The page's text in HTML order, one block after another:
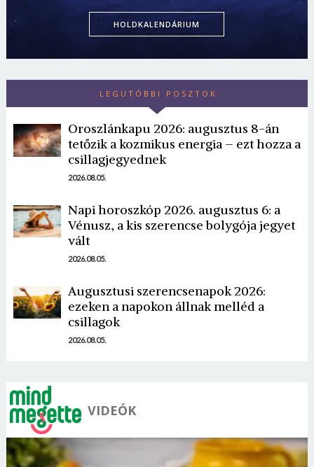
HOLDKALENDÁRIUM
LEGUTÓBBI POSZTOK
Oroszlánkapu 2026: augusztus 8-án
tetőzik a kozmikus energia – ezt hozza a
csillagjegyednek
2026.08.05.
Napi horoszkóp 2026. augusztus 6: a
Vénusz, a kis szerencse bolygója jegyet
vált
2026.08.05.
Augusztusi szerencsenapok 2026:
ezeken a napokon állnak melléd a
csillagok
2026.08.05.
VIDEÓK
Borsonline bejelentkezés
E-mail cím vagy felhasználónév
Jelszó